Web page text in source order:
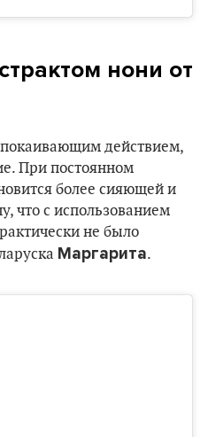
нони от
действием,
При постоянном
более сияющей и
что с использованием
не было
Маргарита.